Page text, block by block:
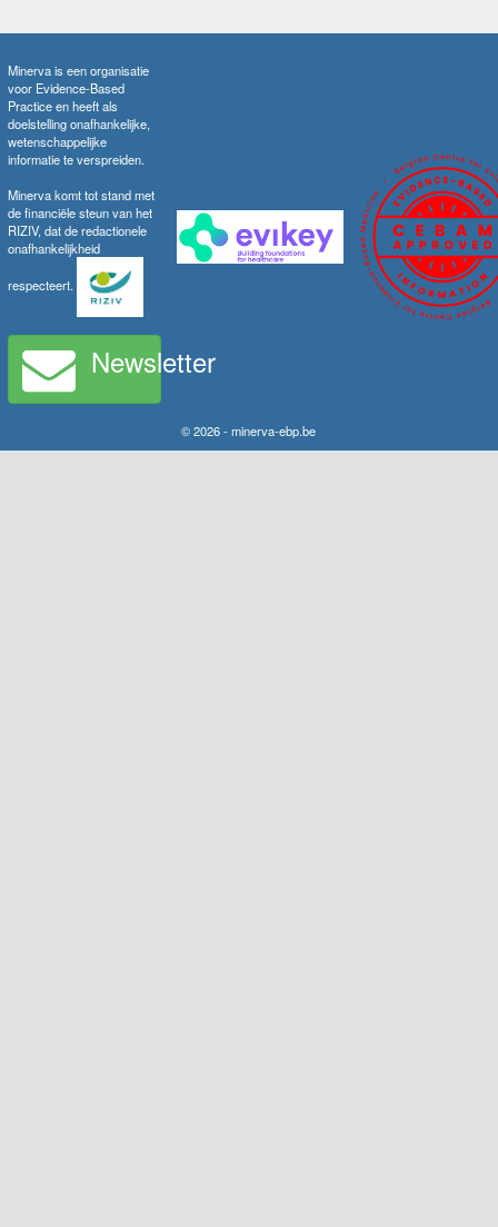
Minerva is een organisatie
voor Evidence-Based
Practice en heeft als
doelstelling onafhankelijke,
wetenschappelijke
informatie te verspreiden.
Minerva komt tot stand met
de financiële steun van het
RIZIV, dat de redactionele
onafhankelijkheid
respecteert.
Newsletter
© 2026 - minerva-ebp.be